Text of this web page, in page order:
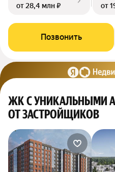
от 28,4 млн ₽
от
Позвонить
ЖК С УНИКАЛЬНЫМИ
ОТ ЗАСТРОЙЩИКОВ